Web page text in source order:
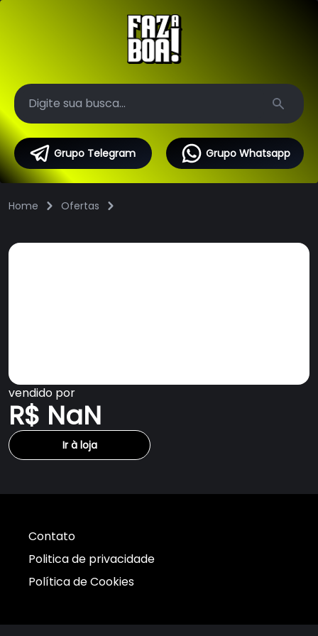
Search
Grupo Telegram Grupo Whatsapp
Home Ofertas
vendido por
R$ NaN
Ir à loja
Contato
Politica de privacidade
Política de Cookies